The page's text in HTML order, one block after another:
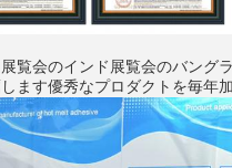
覧会のインド展覧会のバング
ます優秀なプロダクトを毎年加